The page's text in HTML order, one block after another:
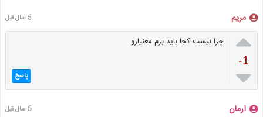
مریم 5 سال قبل

-1

چرا نیست کجا باید برم معنیارو
پاسخ
ارمان 5 سال قبل